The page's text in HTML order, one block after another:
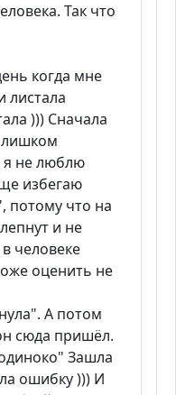
Так что
когда мне
листала
))) Сначала
я не люблю
избегаю
потому что на
и не
человеке
оценить не
А потом
сюда пришёл.
Зашла
ошибку ))) И